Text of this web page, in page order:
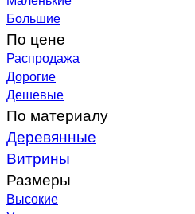
Большие
По цене
Распродажа
Дорогие
Дешевые
По материалу
Деревянные
Витрины
Размеры
Высокие